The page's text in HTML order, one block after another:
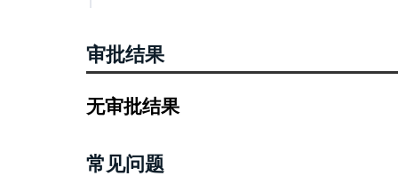
审批结果
无审批结果
常见问题